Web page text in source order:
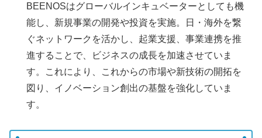
BEENOSはグローバルインキュベーターとしても機
能し、新規事業の開発や投資を実施。日・海外を繋
ぐネットワークを活かし、起業支援、事業連携を推
進することで、ビジネスの成長を加速させていま
す。これにより、これからの市場や新技術の開拓を
図り、イノベーション創出の基盤を強化していま
す。